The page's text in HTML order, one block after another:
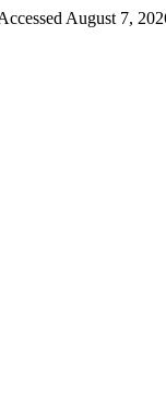
August 7,